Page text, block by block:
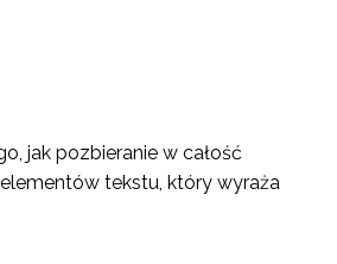
jak pozbieranie w całość
tekstu, który wyraża